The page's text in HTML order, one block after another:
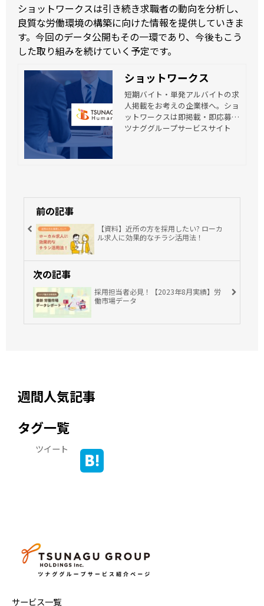
ショットワークスは引き続き求職者の動向を分析し、
良質な労働環境の構築に向けた情報を提供していきま
す。今回のデータ公開もその一環であり、今後もこう
した取り組みを続けていく予定です。
ショットワークス
短期バイト・単発アルバイトの求
人掲載をお考えの企業様へ。ショ
ットワークスは即掲載・即応募の
スピード採用、圧倒的な集客力、
ツナググループサービスサイト
前の記事
【資料】近所の方を採用したい? ローカ
ル求人に効果的なチラシ活用法！
次の記事
採用担当者必見！【2023年8月実績】労
働市場データ
週間人気記事
タグ一覧
ツイート
サービス一覧